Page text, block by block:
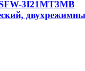
3I21MT3MB